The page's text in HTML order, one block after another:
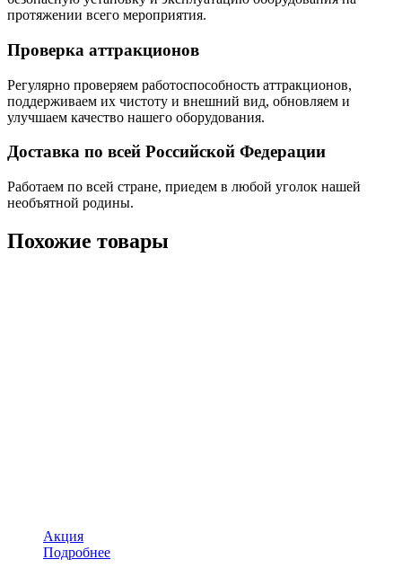
протяжении всего мероприятия.
Проверка аттракционов
Регулярно проверяем работоспособность аттракционов,
поддерживаем их чистоту и внешний вид, обновляем и
улучшаем качество нашего оборудования.
Доставка по всей Российской Федерации
Работаем по всей стране, приедем в любой уголок нашей
необъятной родины.
Похожие товары
Акция
Подробнее